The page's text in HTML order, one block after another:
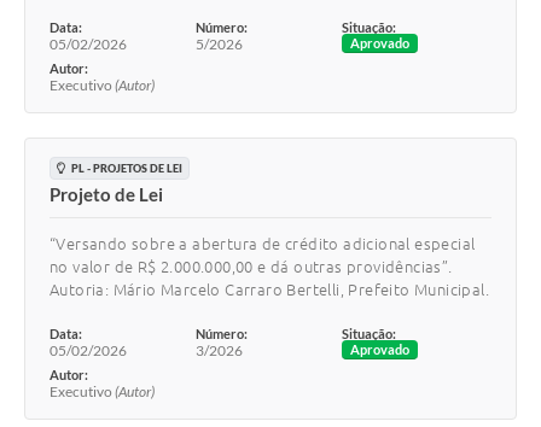
Data:
05/02/2026
Número:
5/2026
Situação:
Aprovado
Autor:
Executivo (Autor)
PL - PROJETOS DE LEI
Projeto de Lei
“Versando sobre a abertura de crédito adicional especial
no valor de R$ 2.000.000,00 e dá outras providências”.
Autoria: Mário Marcelo Carraro Bertelli, Prefeito Municipal.
Data:
05/02/2026
Número:
3/2026
Situação:
Aprovado
Autor:
Executivo (Autor)